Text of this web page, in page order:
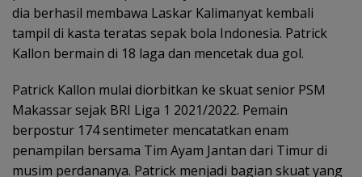
dia berhasil membawa Laskar Kalimanyat kembali
tampil di kasta teratas sepak bola Indonesia. Patrick
Kallon bermain di 18 laga dan mencetak dua gol.
Patrick Kallon mulai diorbitkan ke skuat senior PSM
Makassar sejak BRI Liga 1 2021/2022. Pemain
berpostur 174 sentimeter mencatatkan enam
penampilan bersama Tim Ayam Jantan dari Timur di
musim perdananya. Patrick menjadi bagian skuat yang